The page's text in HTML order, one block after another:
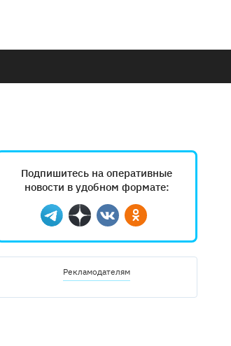
Подпишитесь на оперативные
новости в удобном формате:
Telegram
ДзенВконтактеОдноклассники
Рекламодателям